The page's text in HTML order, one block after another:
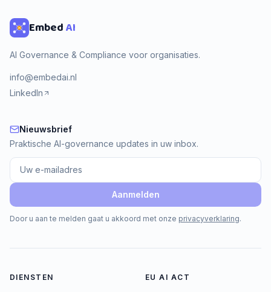
EmbedAI
AI Governance & Compliance voor organisaties.
info@embedai.nl
LinkedIn
Nieuwsbrief
Nieuwsbrief
Praktische AI-governance updates in uw inbox.
Aanmelden
Door u aan te melden gaat u akkoord met onze privacyverklaring.
DIENSTEN EU AI ACT